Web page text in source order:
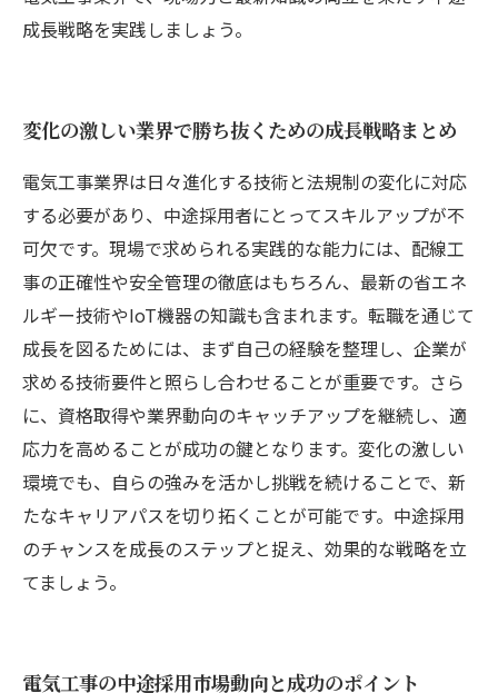
成長戦略を実践しましょう。
変化の激しい業界で勝ち抜くための成長戦略まとめ
電気工事業界は日々進化する技術と法規制の変化に対応
する必要があり、中途採用者にとってスキルアップが不
可欠です。現場で求められる実践的な能力には、配線工
事の正確性や安全管理の徹底はもちろん、最新の省エネ
ルギー技術やIoT機器の知識も含まれます。転職を通じて
成長を図るためには、まず自己の経験を整理し、企業が
求める技術要件と照らし合わせることが重要です。さら
に、資格取得や業界動向のキャッチアップを継続し、適
応力を高めることが成功の鍵となります。変化の激しい
環境でも、自らの強みを活かし挑戦を続けることで、新
たなキャリアパスを切り拓くことが可能です。中途採用
のチャンスを成長のステップと捉え、効果的な戦略を立
てましょう。
電気工事の中途採用市場動向と成功のポイント